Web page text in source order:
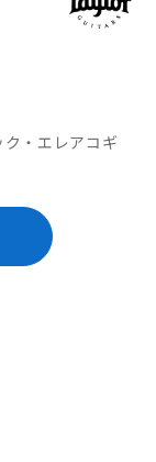
・エレアコギ